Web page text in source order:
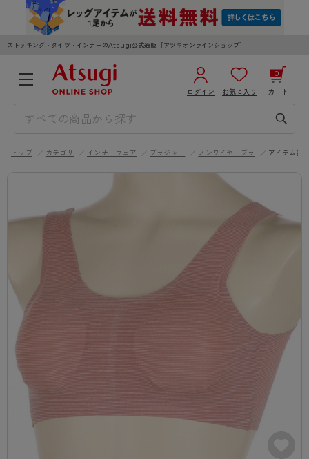
ストッキング・タイツ・インナーのAtsugi公式通販［アツギオンラインショップ］
ログイン お気に入り カート
0
3,980円以上のご購入で送料無料
ログイン／新規会員登録
WOMEN
レッグウェア
- 無地ストッキング
- 柄ストッキング
インナーウェア
- ノンワイヤーブラ
ライフスタイルウェア
ボトムス
レッグウエア
ソックス・靴下
クルー・レギュラー丈ソックス
スニーカー丈・くるぶし丈ソックス
インナーウエア
ボクサー
ライフスタイルウェア
ボトムス
レッグウエア
クルー・レギュラー丈ソックス
インナーウエア
ノンワイヤーブラ
ブランドから探す
商品選びのお手伝い
トップ カテゴリ インナーウェア ブラジャー ノンワイヤーブラ アイテム詳